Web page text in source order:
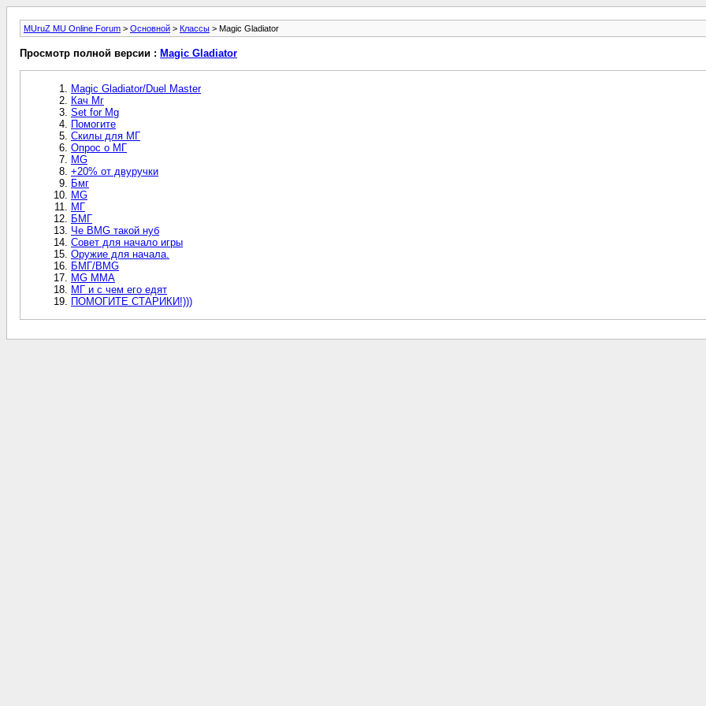
MUruZ MU Online Forum > Основной > Классы > Magic Gladiator
Просмотр полной версии : Magic Gladiator
Magic Gladiator/Duel Master
Кач Мг
Set for Mg
Помогите
Скилы для МГ
Опрос о МГ
MG
+20% от двуручки
Бмг
MG
МГ
БМГ
Че BMG такой нуб
Совет для начало игры
Оружие для начала.
БМГ/BMG
MG MMA
МГ и с чем его едят
ПОМОГИТЕ СТАРИКИ!)))